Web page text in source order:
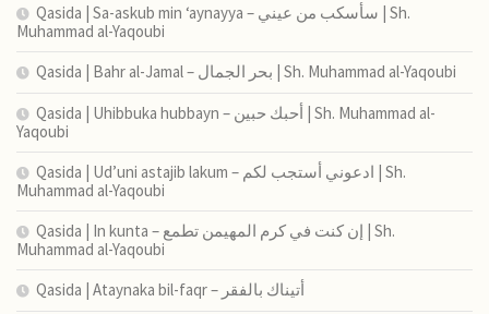
Qasida | Sa-askub min ‘aynayya – سأسكب من عيني | Sh.
Muhammad al-Yaqoubi
Qasida | Bahr al-Jamal – بحر الجمال | Sh. Muhammad al-Yaqoubi
Qasida | Uhibbuka hubbayn – أحبك حبين | Sh. Muhammad al-
Yaqoubi
Qasida | Ud’uni astajib lakum – ادعوني أستجب لكم | Sh.
Muhammad al-Yaqoubi
Qasida | In kunta – إن كنت في كرم المهيمن تطمع | Sh.
Muhammad al-Yaqoubi
Qasida | Ataynaka bil-faqr – أتيناك بالفقر